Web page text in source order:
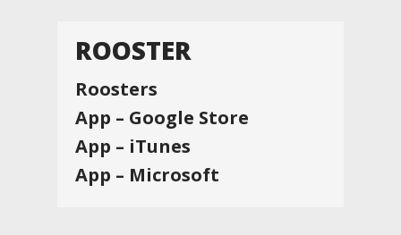
ROOSTER
Roosters
App – Google Store
App – iTunes
App – Microsoft